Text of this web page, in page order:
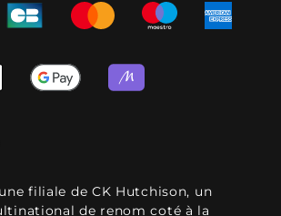
filiale de CK Hutchison, un
de renom coté à la